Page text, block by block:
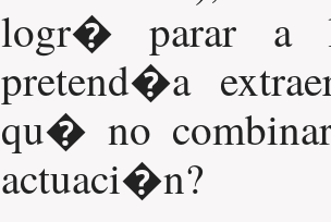
logr� parar a
pretend�a
qu� no
actuaci�n?